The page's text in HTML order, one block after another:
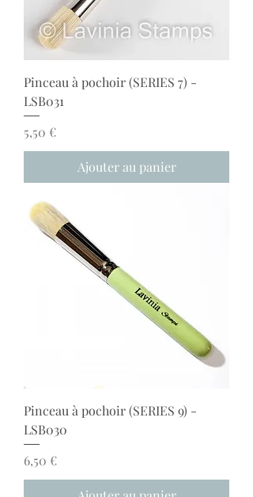
Pinceau à pochoir (SERIES 7) -
LSB031
Prix
5,50 €
Ajouter au panier
Pinceau à pochoir (SERIES 9) -
LSB030
Prix
6,50 €